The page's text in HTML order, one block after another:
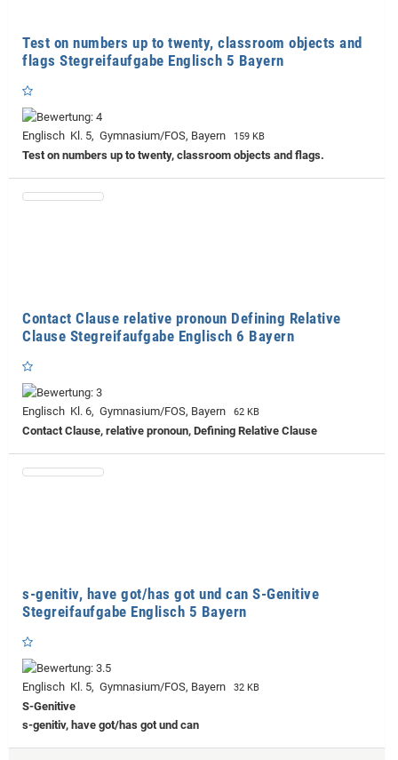
Test on numbers up to twenty, classroom objects and
flags Stegreifaufgabe Englisch 5 Bayern
Englisch Kl. 5, Gymnasium/FOS, Bayern 159 KB
Test on numbers up to twenty, classroom objects and flags.
Contact Clause relative pronoun Defining Relative
Clause Stegreifaufgabe Englisch 6 Bayern
Englisch Kl. 6, Gymnasium/FOS, Bayern 62 KB
Contact Clause, relative pronoun, Defining Relative Clause
s-genitiv, have got/has got und can S-Genitive
Stegreifaufgabe Englisch 5 Bayern
Englisch Kl. 5, Gymnasium/FOS, Bayern 32 KB
S-Genitive
s-genitiv, have got/has got und can